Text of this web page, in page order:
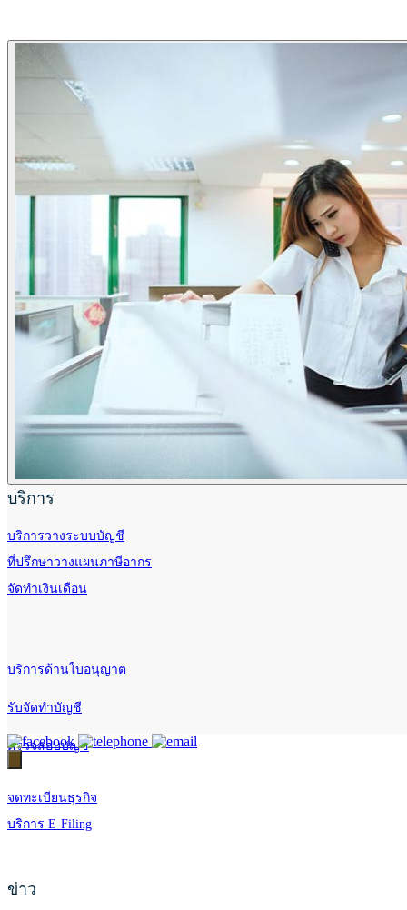
บริการ
บริการวางระบบบัญชี
ที่ปรึกษาวางแผนภาษีอากร
จัดทำเงินเดือน
บริการด้านใบอนุญาต
รับจัดทำบัญชี
ตรวจสอบบัญชี
จดทะเบียนธุรกิจ
บริการ E-Filing
ข่าว